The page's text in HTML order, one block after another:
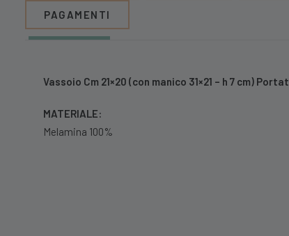
PAGAMENTI
Vassoio Cm 21×20 (con manico 31×21 – h 7 cm)
MATERIALE:
Melamina 100%